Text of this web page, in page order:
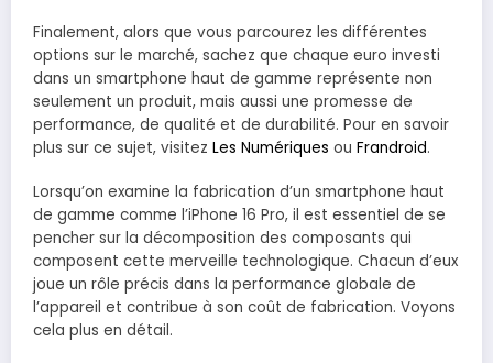
Finalement, alors que vous parcourez les différentes
options sur le marché, sachez que chaque euro investi
dans un smartphone haut de gamme représente non
seulement un produit, mais aussi une promesse de
performance, de qualité et de durabilité. Pour en savoir
plus sur ce sujet, visitez Les Numériques ou Frandroid.
Lorsqu’on examine la fabrication d’un smartphone haut
de gamme comme l’iPhone 16 Pro, il est essentiel de se
pencher sur la décomposition des composants qui
composent cette merveille technologique. Chacun d’eux
joue un rôle précis dans la performance globale de
l’appareil et contribue à son coût de fabrication. Voyons
cela plus en détail.